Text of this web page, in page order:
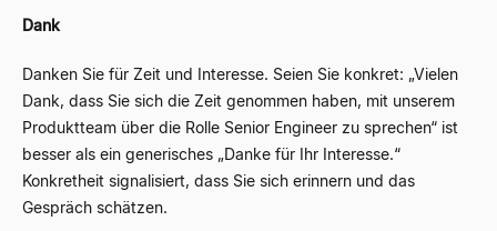
Dank
Danken Sie für Zeit und Interesse. Seien Sie konkret: „Vielen
Dank, dass Sie sich die Zeit genommen haben, mit unserem
Produktteam über die Rolle Senior Engineer zu sprechen“ ist
besser als ein generisches „Danke für Ihr Interesse.“
Konkretheit signalisiert, dass Sie sich erinnern und das
Gespräch schätzen.